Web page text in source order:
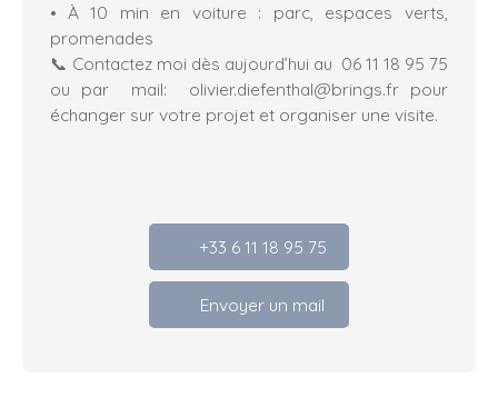
À 10 min en voiture : parc, espaces verts,
promenades
📞 Contactez moi dès aujourd’hui au 06 11 18 95 75
ou par mail: olivier.diefenthal@brings.fr pour
échanger sur votre projet et organiser une visite.
+33 6 11 18 95 75
Envoyer un mail